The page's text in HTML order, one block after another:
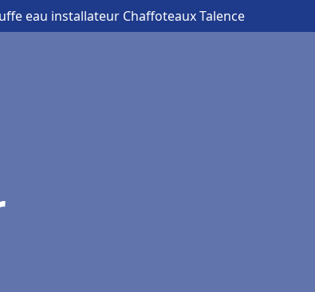
eau installateur Chaffoteaux Talence